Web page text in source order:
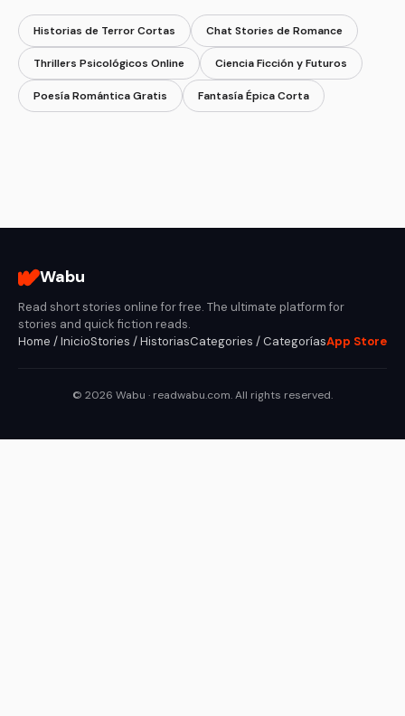
Historias de Terror Cortas Chat Stories de Romance
Thrillers Psicológicos Online Ciencia Ficción y Futuros
Poesía Romántica Gratis Fantasía Épica Corta
Wabu
Read short stories online for free. The ultimate platform for
stories and quick fiction reads.
Home / InicioStories / HistoriasCategories / CategoríasApp Store
© 2026 Wabu · readwabu.com. All rights reserved.